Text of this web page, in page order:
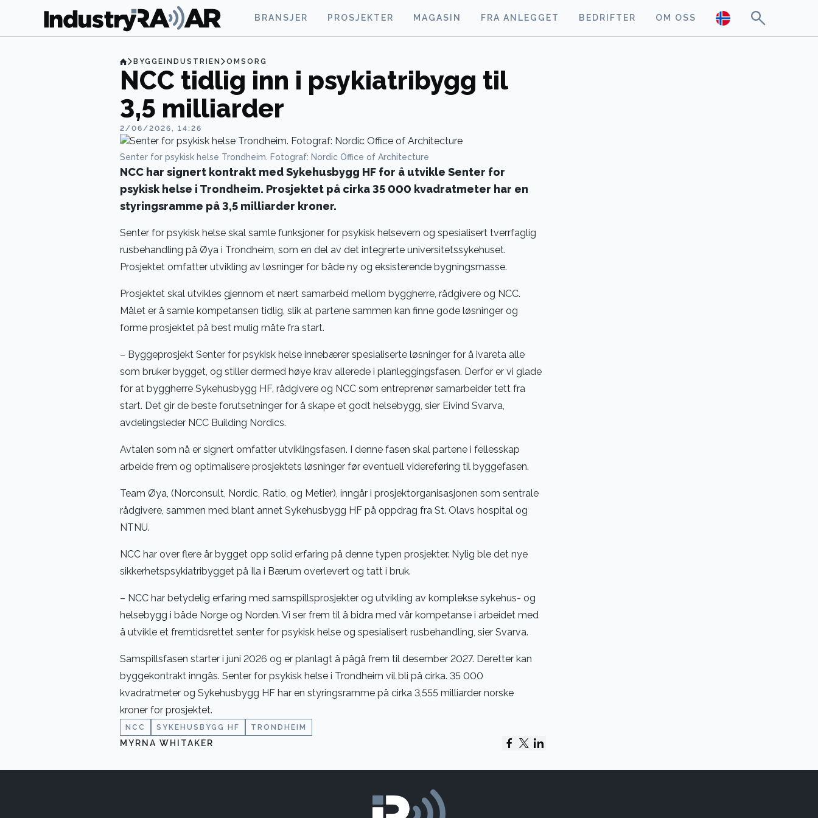
BRANSJER PROSJEKTER MAGASIN FRA ANLEGGET BEDRIFTER OM OSS
BYGGEINDUSTRIEN OMSORG
NCC tidlig inn i psykiatribygg til
3,5 milliarder
2/06/2026, 14:26
Senter for psykisk helse Trondheim. Fotograf: Nordic Office of Architecture
NCC har signert kontrakt med Sykehusbygg HF for å utvikle Senter for
psykisk helse i Trondheim. Prosjektet på cirka 35 000 kvadratmeter har en
styringsramme på 3,5 milliarder kroner.
Senter for psykisk helse skal samle funksjoner for psykisk helsevern og spesialisert tverrfaglig
rusbehandling på Øya i Trondheim, som en del av det integrerte universitetssykehuset.
Prosjektet omfatter utvikling av løsninger for både ny og eksisterende bygningsmasse.
Prosjektet skal utvikles gjennom et nært samarbeid mellom byggherre, rådgivere og NCC.
Målet er å samle kompetansen tidlig, slik at partene sammen kan finne gode løsninger og
forme prosjektet på best mulig måte fra start.
– Byggeprosjekt Senter for psykisk helse innebærer spesialiserte løsninger for å ivareta alle
som bruker bygget, og stiller dermed høye krav allerede i planleggingsfasen. Derfor er vi glade
for at byggherre Sykehusbygg HF, rådgivere og NCC som entreprenør samarbeider tett fra
start. Det gir de beste forutsetninger for å skape et godt helsebygg, sier Eivind Svarva,
avdelingsleder NCC Building Nordics.
Avtalen som nå er signert omfatter utviklingsfasen. I denne fasen skal partene i fellesskap
arbeide frem og optimalisere prosjektets løsninger før eventuell videreføring til byggefasen.
Team Øya, (Norconsult, Nordic, Ratio, og Metier), inngår i prosjektorganisasjonen som sentrale
rådgivere, sammen med blant annet Sykehusbygg HF på oppdrag fra St. Olavs hospital og
NTNU.
NCC har over flere år bygget opp solid erfaring på denne typen prosjekter. Nylig ble det nye
sikkerhetspsykiatribygget på Ila i Bærum overlevert og tatt i bruk.
– NCC har betydelig erfaring med samspillsprosjekter og utvikling av komplekse sykehus- og
helsebygg i både Norge og Norden. Vi ser frem til å bidra med vår kompetanse i arbeidet med
å utvikle et fremtidsrettet senter for psykisk helse og spesialisert rusbehandling, sier Svarva.
Samspillsfasen starter i juni 2026 og er planlagt å pågå frem til desember 2027. Deretter kan
byggekontrakt inngås. Senter for psykisk helse i Trondheim vil bli på cirka. 35 000
kvadratmeter og Sykehusbygg HF har en styringsramme på cirka 3,555 milliarder norske
kroner for prosjektet.
NCC SYKEHUSBYGG HF TRONDHEIM
MYRNA WHITAKER